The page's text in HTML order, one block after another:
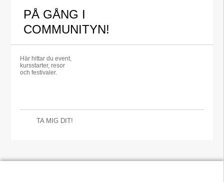
PÅ GÅNG I
COMMUNITYN!
Här hittar du event,
kursstarter, resor
och festivaler.
TA MIG DIT!